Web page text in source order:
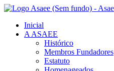
Ir
conteúdo
Inicial
A ASAEE
Histórico
Membros Fundadores
Estatuto